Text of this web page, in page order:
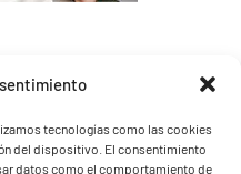
tecnologías como las cookies
del dispositivo. El consentimiento
datos como el comportamiento de